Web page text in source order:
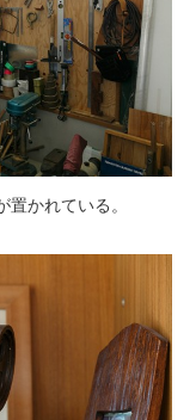
かれている。